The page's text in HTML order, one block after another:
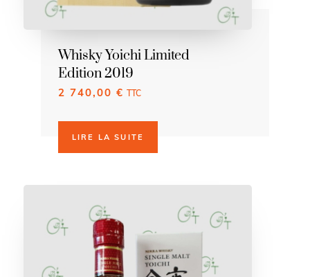
Whisky Yoichi Limited
Edition 2019
2 740,00 € TTC
LIRE LA SUITE